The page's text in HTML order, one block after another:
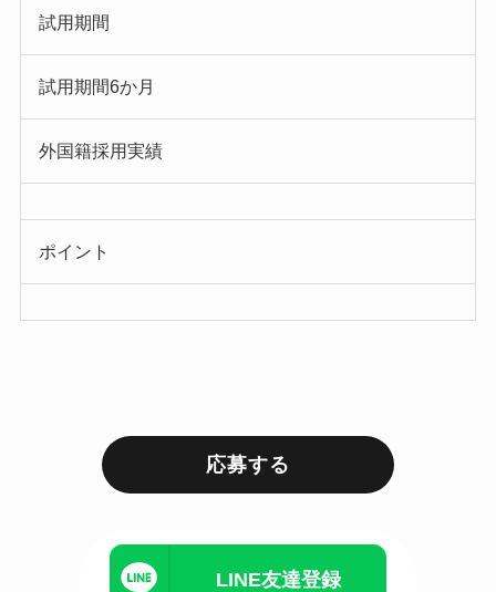
試用期間
試用期間6か月
外国籍採用実績
ポイント
応募する
LINE友達登録